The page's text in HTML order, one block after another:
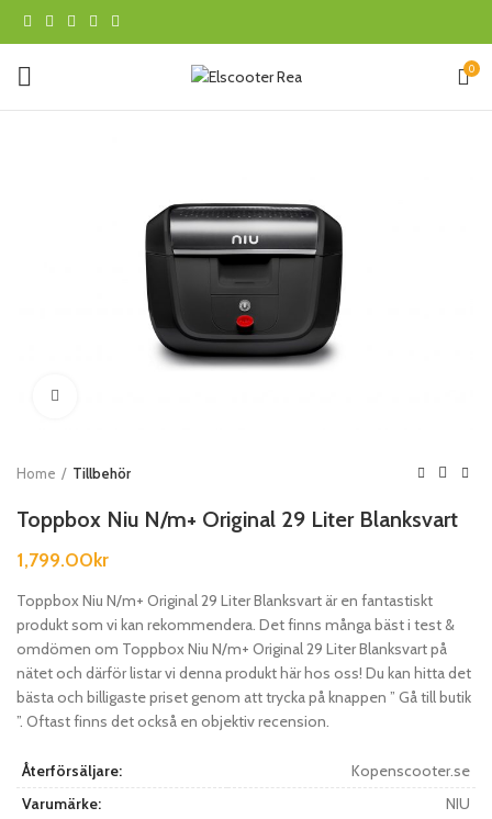
0
Home Tillbehör
Toppbox Niu N/m+ Original 29 Liter Blanksvart
1,799.00kr
Toppbox Niu N/m+ Original 29 Liter Blanksvart är en fantastiskt
produkt som vi kan rekommendera. Det finns många bäst i test &
omdömen om Toppbox Niu N/m+ Original 29 Liter Blanksvart på
nätet och därför listar vi denna produkt här hos oss! Du kan hitta det
bästa och billigaste priset genom att trycka på knappen ” Gå till butik
”. Oftast finns det också en objektiv recension.
Återförsäljare:
Kopenscooter.se
Varumärke:
NIU